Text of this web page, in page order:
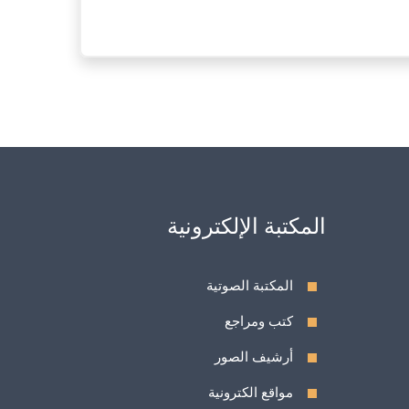
المكتبة الإلكترونية
المكتبة الصوتية
كتب ومراجع
أرشيف الصور
مواقع الكترونية